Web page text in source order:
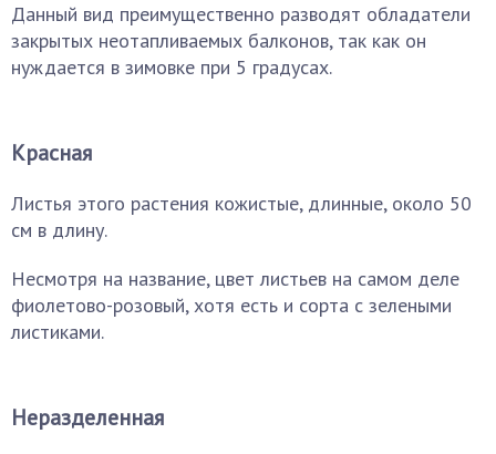
Данный вид преимущественно разводят обладатели
закрытых неотапливаемых балконов, так как он
нуждается в зимовке при 5 градусах.
Красная
Листья этого растения кожистые, длинные, около 50
см в длину.
Несмотря на название, цвет листьев на самом деле
фиолетово-розовый, хотя есть и сорта с зелеными
листиками.
Неразделенная